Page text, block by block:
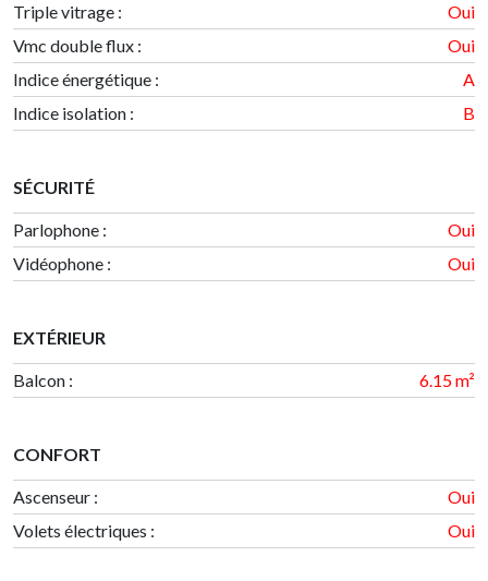
Triple vitrage :
Oui
Vmc double flux :
Oui
Indice énergétique :
A
Indice isolation : B
SÉCURITÉ
Parlophone :
Oui
Vidéophone :
Oui
EXTÉRIEUR
Balcon : 6.15 m²
CONFORT
Ascenseur :
Oui
Volets électriques :
Oui